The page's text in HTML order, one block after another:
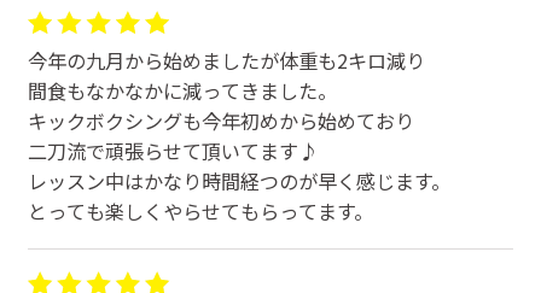
今年の九月から始めましたが体重も2キロ減り
間食もなかなかに減ってきました。
キックボクシングも今年初めから始めており
二刀流で頑張らせて頂いてます♪
レッスン中はかなり時間経つのが早く感じます。
とっても楽しくやらせてもらってます。